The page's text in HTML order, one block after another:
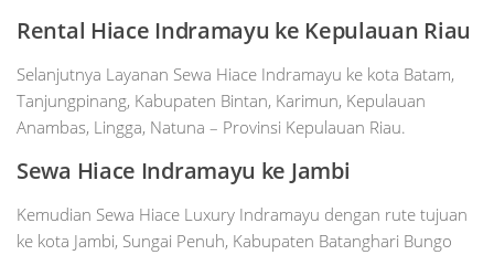
Rental Hiace Indramayu ke Kepulauan Riau
Selanjutnya Layanan Sewa Hiace Indramayu ke kota Batam,
Tanjungpinang, Kabupaten Bintan, Karimun, Kepulauan
Anambas, Lingga, Natuna – Provinsi Kepulauan Riau.
Sewa Hiace Indramayu ke Jambi
Kemudian Sewa Hiace Luxury Indramayu dengan rute tujuan
ke kota Jambi, Sungai Penuh, Kabupaten Batanghari Bungo